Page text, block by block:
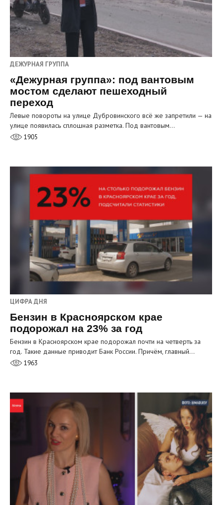
ДЕЖУРНАЯ ГРУППА
«Дежурная группа»: под вантовым
мостом сделают пешеходный
переход
Левые повороты на улице Дубровинского всё же запретили — на
улице появилась сплошная разметка. Под вантовым…
1905
ЦИФРА ДНЯ
Бензин в Красноярском крае
подорожал на 23% за год
Бензин в Красноярском крае подорожал почти на четверть за
год. Такие данные приводит Банк России. Причём, главный…
1963